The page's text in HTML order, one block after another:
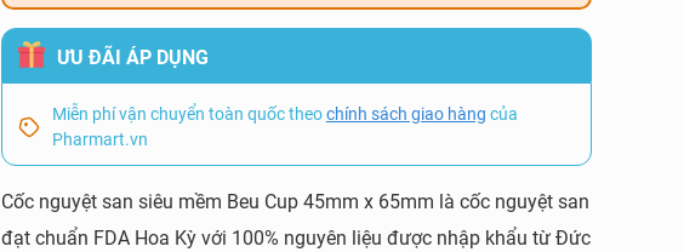
ƯU ĐÃI ÁP DỤNG
Miễn phí vận chuyển toàn quốc theochính sách giao hàng của
Pharmart.vn
Cốc nguyệt san siêu mềm Beu Cup 45mm x 65mm là cốc nguyệt san
đạt chuẩn FDA Hoa Kỳ với 100% nguyên liệu được nhập khẩu từ Đức